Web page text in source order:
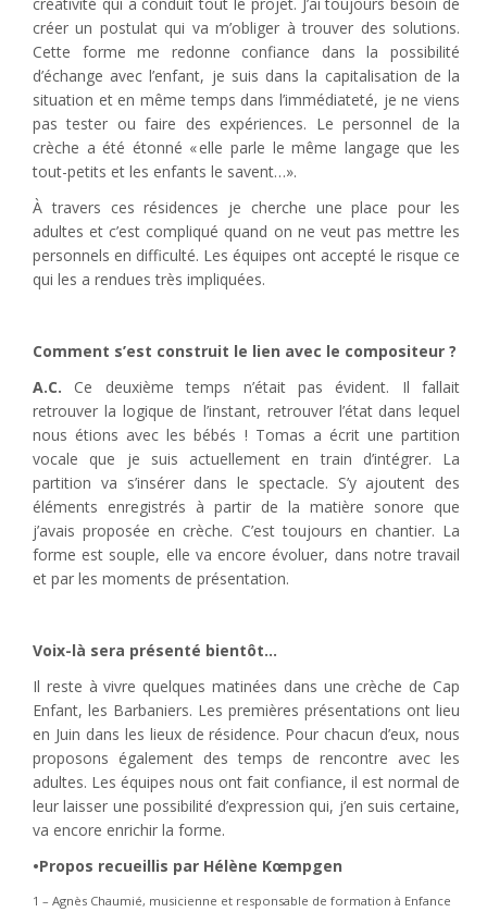
créer un postulat qui va m’obliger à trouver des solutions.
Cette forme me redonne confiance dans la possibilité
d’échange avec l’enfant, je suis dans la capitalisation de la
situation et en même temps dans l’immédiateté, je ne viens
pas tester ou faire des expériences. Le personnel de la
crèche a été étonné « elle parle le même langage que les
tout-petits et les enfants le savent…».
À travers ces résidences je cherche une place pour les
adultes et c’est compliqué quand on ne veut pas mettre les
personnels en difficulté. Les équipes ont accepté le risque ce
qui les a rendues très impliquées.
Comment s’est construit le lien avec le compositeur ?
A.C. Ce deuxième temps n’était pas évident. Il fallait
retrouver la logique de l’instant, retrouver l’état dans lequel
nous étions avec les bébés ! Tomas a écrit une partition
vocale que je suis actuellement en train d’intégrer. La
partition va s’insérer dans le spectacle. S’y ajoutent des
éléments enregistrés à partir de la matière sonore que
j’avais proposée en crèche. C’est toujours en chantier. La
forme est souple, elle va encore évoluer, dans notre travail
et par les moments de présentation.
Voix-là sera présenté bientôt…
Il reste à vivre quelques matinées dans une crèche de Cap
Enfant, les Barbaniers. Les premières présentations ont lieu
en Juin dans les lieux de résidence. Pour chacun d’eux, nous
proposons également des temps de rencontre avec les
adultes. Les équipes nous ont fait confiance, il est normal de
leur laisser une possibilité d’expression qui, j’en suis certaine,
va encore enrichir la forme.
•Propos recueillis par Hélène Kœmpgen
1 – Agnès Chaumié, musicienne et responsable de formation à Enfance